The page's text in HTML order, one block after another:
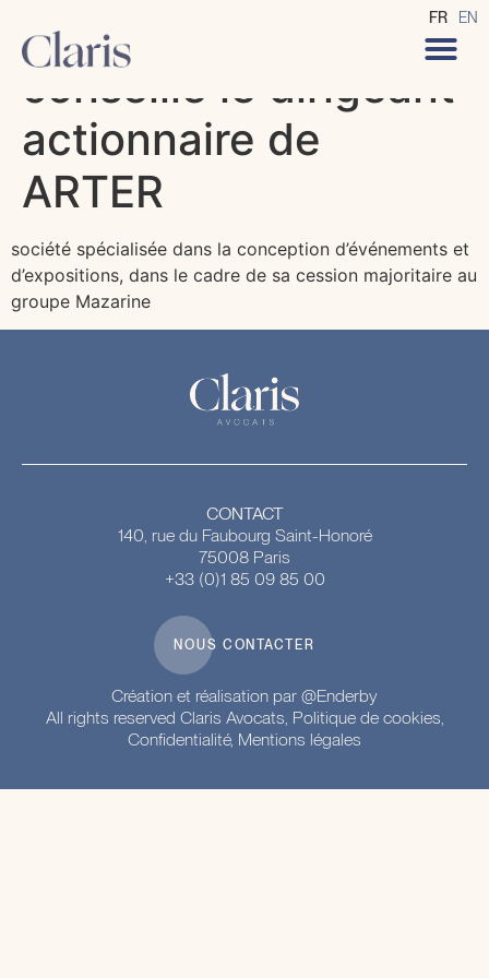
FR EN
CLARIS Avocats
conseille le dirigeant
actionnaire de
ARTER
société spécialisée dans la conception d’événements et
d’expositions, dans le cadre de sa cession majoritaire au
groupe Mazarine
CONTACT
140, rue du Faubourg Saint-Honoré
75008 Paris
+33 (0)1 85 09 85 00
NOUS CONTACTER
Création et réalisation par @Enderby
All rights reserved Claris Avocats, Politique de cookies,
Confidentialité, Mentions légales